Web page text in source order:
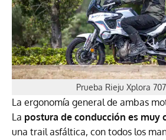
Prueba Rieju Xplora
La ergonomía general de ambas
La postura de conducción es muy
una trail asfáltica, con todos los